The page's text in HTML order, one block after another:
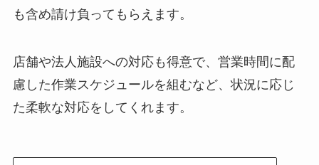
も含め請け負ってもらえます。
店舗や法人施設への対応も得意で、営業時間に配
慮した作業スケジュールを組むなど、状況に応じ
た柔軟な対応をしてくれます。